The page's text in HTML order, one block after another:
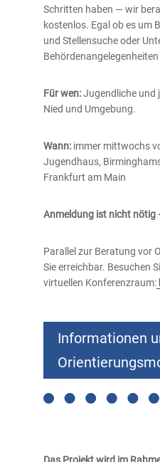
Schritten haben — wir
kostenlos. Egal ob es um
und Stellensuche oder
Für wen:Jugendliche und
Nied und Umgebung.
Wann:immer mittwochs
Jugendhaus,
Frankfurt am Main
Anmeldung ist nicht nötig
Parallel zur Beratung vor
Sie erreichbar. Besuchen
virtuellen Konferenzraum:
Informationen